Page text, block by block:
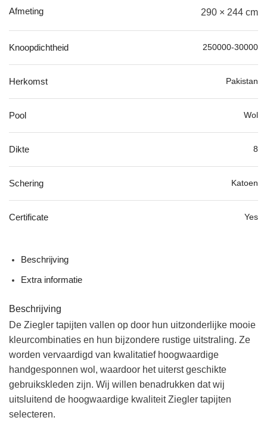
Afmeting 290 × 244 cm
Knoopdichtheid 250000-30000
Herkomst Pakistan
Pool Wol
Dikte 8
Schering Katoen
Certificate Yes
Beschrijving
Extra informatie
Beschrijving
De Ziegler tapijten vallen op door hun uitzonderlijke mooie
kleurcombinaties en hun bijzondere rustige uitstraling. Ze
worden vervaardigd van kwalitatief hoogwaardige
handgesponnen wol, waardoor het uiterst geschikte
gebruikskleden zijn. Wij willen benadrukken dat wij
uitsluitend de hoogwaardige kwaliteit Ziegler tapijten
selecteren.